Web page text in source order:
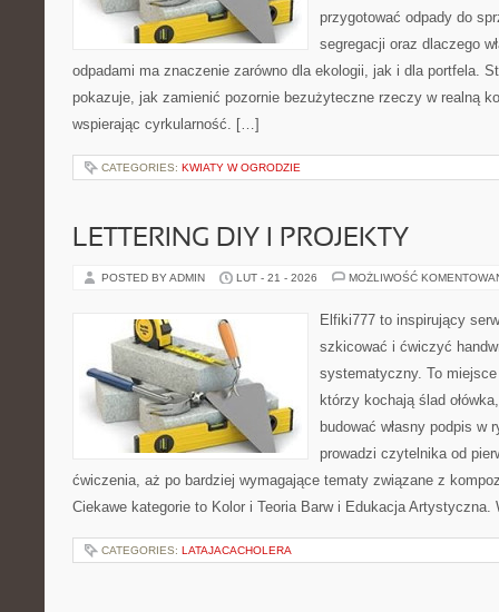
przygotować odpady do
segregacji oraz dlaczego
odpadami ma znaczenie zarówno dla ekologii, jak i dla portfela.
pokazuje, jak zamienić pozornie bezużyteczne rzeczy w realną
wspierając cyrkularność. […]
CATEGORIES: KWIATY W OGRODZIE
LETTERING DIY I PROJEKTY
POSTED BY ADMIN LUT - 21 - 2026 MOŻLIWOŚĆ
Elfiki777 to inspirujący
szkicować i ćwiczyć
systematyczny. To
którzy kochają ślad
budować własny podpis w
prowadzi czytelnika od
ćwiczenia, aż po bardziej wymagające tematy związane z
Ciekawe kategorie to Kolor i Teoria Barw i Edukacja
CATEGORIES: LATAJACACHOLERA